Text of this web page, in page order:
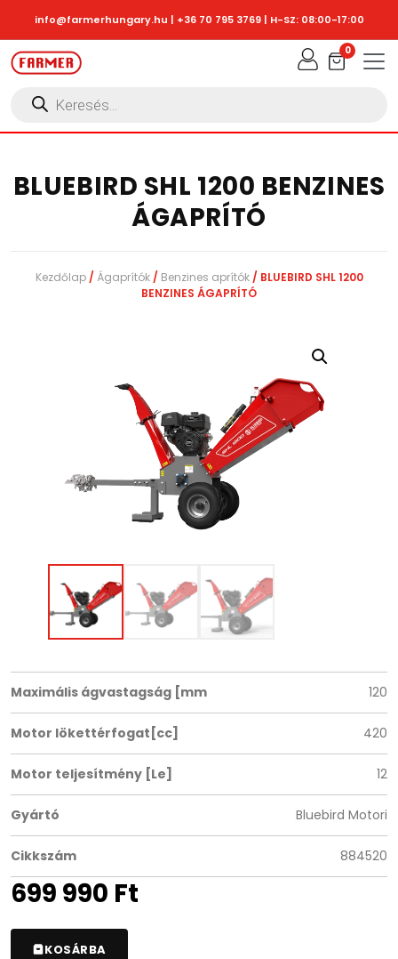
info@farmerhungary.hu | +36 70 795 3769| H-SZ: 08:00-17:00
Products
search
0
BLUEBIRD SHL 1200 BENZINES
ÁGAPRÍTÓ
Kezdőlap/ Ágaprítók/ Benzines aprítók/ BLUEBIRD SHL 1200
BENZINES ÁGAPRÍTÓ
Maximális ágvastagság [mm 120
Motor lökettérfogat[cc] 420
Motor teljesítmény [Le] 12
Gyártó Bluebird Motori
Cikkszám 884520
699 990 Ft
KOSÁRBA